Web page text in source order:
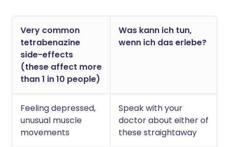
Very common
tetrabenazine
side-effects
(these affect more
than 1 in 10 people)
Was kann ich tun,
wenn ich das erlebe?
Feeling depressed,
unusual muscle
movements
Speak with your
doctor about either of
these straightaway